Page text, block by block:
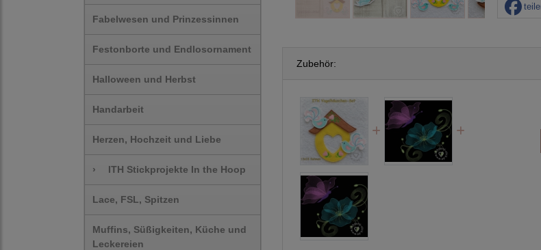
Fabelwesen und Prinzessinnen
Festonborte und Endlosornament
Halloween und Herbst
Handarbeit
Herzen, Hochzeit und Liebe
› ITH Stickprojekte In the Hoop
Lace, FSL, Spitzen
Muffins, Süßigkeiten, Küche und
Leckereien
Zubehör: